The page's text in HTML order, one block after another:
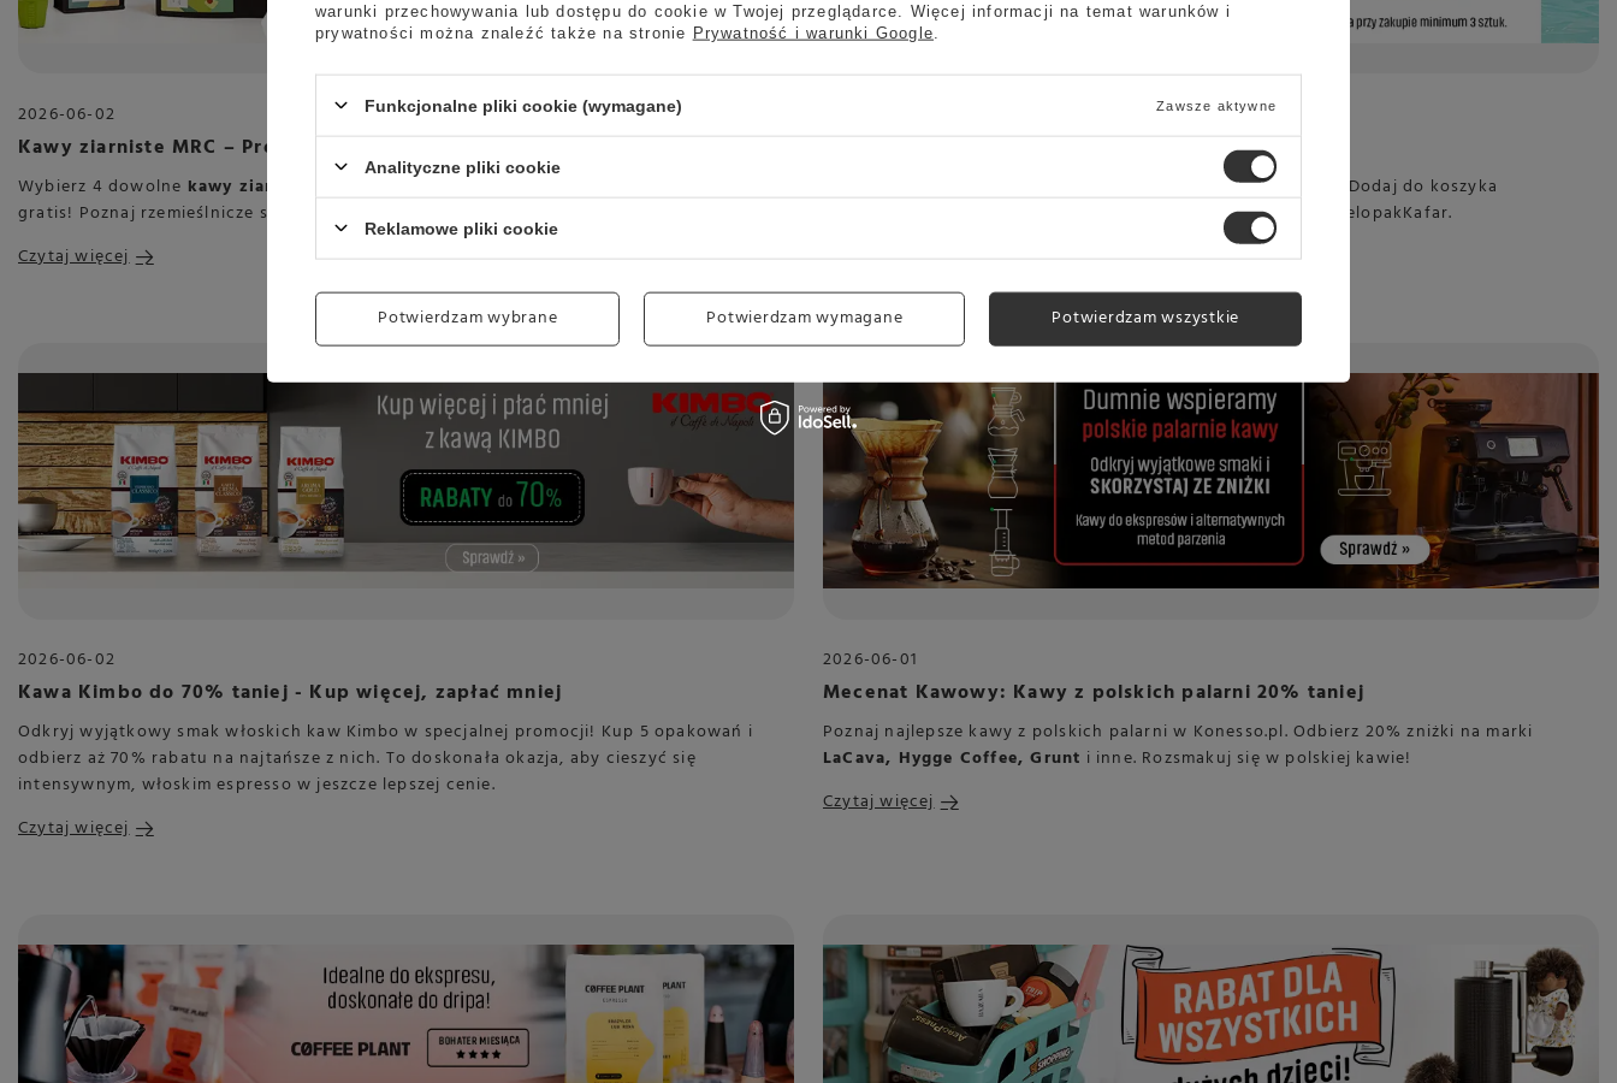
2026-06-02
Kawy ziarniste MRC – Promocja 3+1 gratis
Wybierz 4 dowolne kawy ziarniste MRC.
gratis! Poznaj rzemieślnicze smaki z polskiej palarni i oszczędzaj.
Czytaj więcej
Kawy Kafar w super cenach - Wielopak w Konesso
Odkryj bogactwo smaku kaw z gliwickiej palarnikawy Kafar!
Dodaj do koszyka
przynajmniej 3 kawy i odbierz rabat na wielopaki z kodem: WielopakKafar.
2026-06-02
Kawa Kimbo do 70% taniej - Kup więcej, zapłać mniej
Odkryj wyjątkowy smak włoskich kaw Kimbo w specjalnej promocji! Kup 5 opakowań i
odbierz aż 70% rabatu na najtańsze z nich. To doskonała okazja, aby cieszyć się
intensywnym, włoskim espresso w jeszcze lepszej cenie.
Czytaj więcej
2026-06-01
Mecenat Kawowy: Kawy z polskich palarni 20% taniej
Poznaj najlepsze kawy z polskich palarni w Konesso.pl. Odbierz 20% zniżki na marki
LaCava, Hygge Coffee, Grunt i inne. Rozsmakuj się w polskiej kawie!
Czytaj więcej
warunki przechowywania lub dostępu do cookie w Twojej przeglądarce. Więcej informacji na temat warunków i
prywatności można znaleźć także na stronie Prywatność i warunki Google
Funkcjonalne pliki cookie (wymagane) Zawsze aktywne
Analityczne pliki cookie
Reklamowe pliki cookie
Potwierdzam wybrane Potwierdzam wymagane Potwierdzam wszystkie